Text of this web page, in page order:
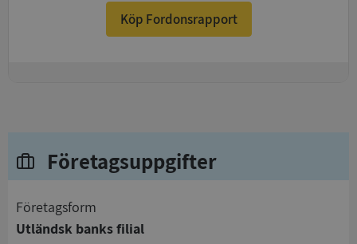
Köp Fordonsrapport
Företagsuppgifter
företagsform
Utländsk banks filial